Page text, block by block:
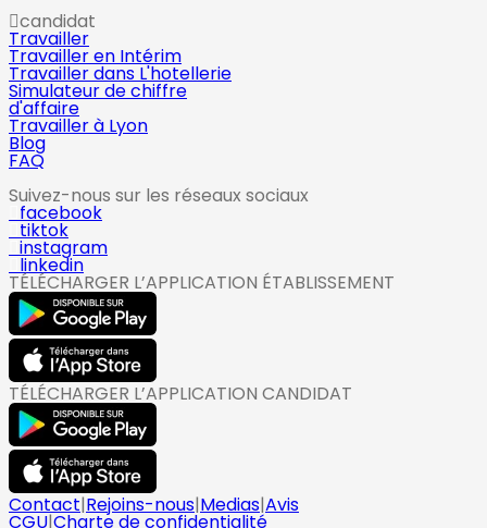
candidat
Travailler
Travailler en Intérim
Travailler dans L'hotellerie
Simulateur de chiffre
d'affaire
Travailler à Lyon
Blog
FAQ
Suivez-nous sur les réseaux sociaux
facebook
tiktok
instagram
linkedin
TÉLÉCHARGER L’APPLICATION ÉTABLISSEMENT
TÉLÉCHARGER L’APPLICATION CANDIDAT
Contact|Rejoins-nous|Medias|Avis
CGU|Charte de confidentialité